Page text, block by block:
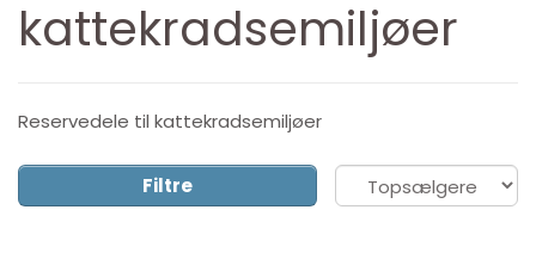
kattekradsemiljøer
Reservedele til kattekradsemiljøer
Filtre